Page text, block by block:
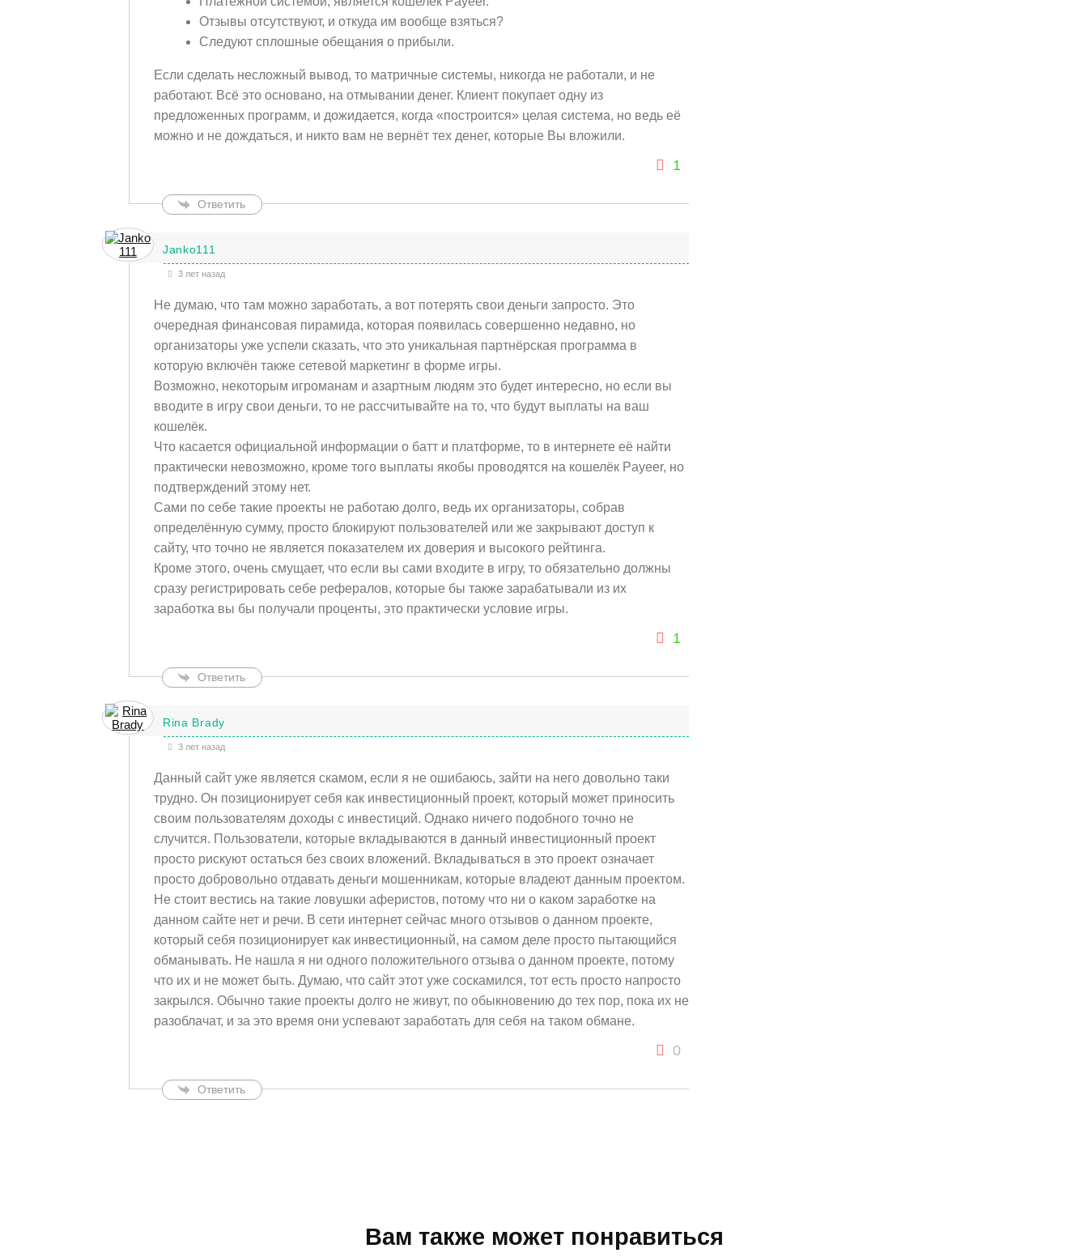
Отзывы отсутствуют, и откуда им вообще взяться?
Следуют сплошные обещания о прибыли.
Если сделать несложный вывод, то матричные системы, никогда не работали, и не
работают. Всё это основано, на отмывании денег. Клиент покупает одну из
предложенных программ, и дожидается, когда «построится» целая система, но ведь её
можно и не дождаться, и никто вам не вернёт тех денег, которые Вы вложили.
1
Ответить
Janko111
3 лет назад
Не думаю, что там можно заработать, а вот потерять свои деньги запросто. Это
очередная финансовая пирамида, которая появилась совершенно недавно, но
организаторы уже успели сказать, что это уникальная партнёрская программа в
которую включён также сетевой маркетинг в форме игры.
Возможно, некоторым игроманам и азартным людям это будет интересно, но если вы
вводите в игру свои деньги, то не рассчитывайте на то, что будут выплаты на ваш
кошелёк.
Что касается официальной информации о батт и платформе, то в интернете её найти
практически невозможно, кроме того выплаты якобы проводятся на кошелёк Payeer, но
подтверждений этому нет.
Сами по себе такие проекты не работаю долго, ведь их организаторы, собрав
определённую сумму, просто блокируют пользователей или же закрывают доступ к
сайту, что точно не является показателем их доверия и высокого рейтинга.
Кроме этого, очень смущает, что если вы сами входите в игру, то обязательно должны
сразу регистрировать себе рефералов, которые бы также зарабатывали из их
заработка вы бы получали проценты, это практически условие игры.
1
Ответить
Rina Brady
3 лет назад
Данный сайт уже является скамом, если я не ошибаюсь, зайти на него довольно таки
трудно. Он позиционирует себя как инвестиционный проект, который может приносить
своим пользователям доходы с инвестиций. Однако ничего подобного точно не
случится. Пользователи, которые вкладываются в данный инвестиционный проект
просто рискуют остаться без своих вложений. Вкладываться в это проект означает
просто добровольно отдавать деньги мошенникам, которые владеют данным проектом.
Не стоит вестись на такие ловушки аферистов, потому что ни о каком заработке на
данном сайте нет и речи. В сети интернет сейчас много отзывов о данном проекте,
который себя позиционирует как инвестиционный, на самом деле просто пытающийся
обманывать. Не нашла я ни одного положительного отзыва о данном проекте, потому
что их и не может быть. Думаю, что сайт этот уже соскамился, тот есть просто напросто
закрылся. Обычно такие проекты долго не живут, по обыкновению до тех пор, пока их не
разоблачат, и за это время они успевают заработать для себя на таком обмане.
0
Ответить
Вам также может понравиться